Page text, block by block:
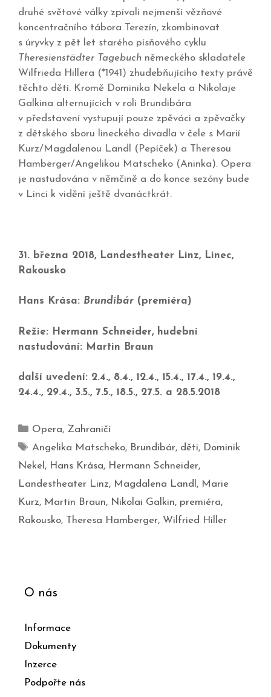
druhé světové války zpívali nejmenší vězňové
koncentračního tábora Terezín, zkombinovat
s úryvky z pět let starého písňového cyklu
Theresienstädter Tagebuch německého skladatele
Wilfrieda Hillera (*1941) zhudebňujícího texty právě
těchto dětí. Kromě Dominika Nekela a Nikolaje
Galkina alternujících v roli Brundibára
v představení vystupují pouze zpěváci a zpěvačky
z dětského sboru lineckého divadla v čele s Marií
Kurz/Magdalenou Landl (Pepíček) a Theresou
Hamberger/Angelikou Matscheko (Aninka). Opera
je nastudována v němčině a do konce sezóny bude
v Linci k vidění ještě dvanáctkrát.
31. března 2018, Landestheater Linz, Linec,
Rakousko
Hans Krása: Brundibár (premiéra)
Režie: Hermann Schneider, hudební
nastudování: Martin Braun
další uvedení: 2.4., 8.4., 12.4., 15.4., 17.4., 19.4.,
24.4., 29.4., 3.5., 7.5., 18.5., 27.5. a 28.5.2018
Opera, Zahraničí
Angelika Matscheko, Brundibár, děti, Dominik
Nekel , Hans Krása, Hermann Schneider,
Landestheater Linz, Magdalena Landl , Marie
Kurz, Martin Braun, Nikolai Galkin, premiéra,
Rakousko, Theresa Hamberger, Wilfried Hiller
O nás
Informace
Dokumenty
Inzerce
Podpořte nás